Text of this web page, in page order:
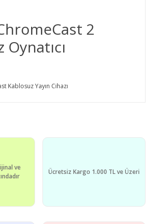
2
için teşekkür ederiz.
bozuk veya görüntülenemiyor.
ve
Ücretsiz Kargo 1.000 TL ve Üzeri